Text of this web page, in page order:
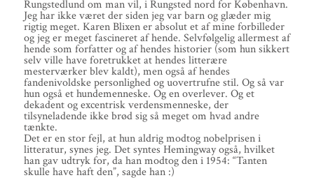
Rungstedlund om man vil, i Rungsted nord for København.
Jeg har ikke været der siden jeg var barn og glæder mig
rigtig meget. Karen Blixen er absolut et af mine forbilleder
og jeg er meget fascineret af hende. Selvfølgelig allermest af
hende som forfatter og af hendes historier (som hun sikkert
selv ville have foretrukket at hendes litterære
mesterværker blev kaldt), men også af hendes
fandenivoldske personlighed og uovertrufne stil. Og så var
hun også et hundemenneske. Og en overlever. Og et
dekadent og excentrisk verdensmenneske, der
tilsyneladende ikke brød sig så meget om hvad andre
tænkte.
Det er en stor fejl, at hun aldrig modtog nobelprisen i
litteratur, synes jeg. Det syntes Hemingway også, hvilket
han gav udtryk for, da han modtog den i 1954: “Tanten
skulle have haft den”, sagde han :)